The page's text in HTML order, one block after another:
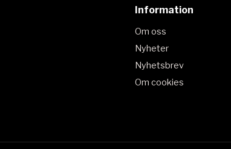
Information
Om oss
Nyheter
Nyhetsbrev
Om cookies